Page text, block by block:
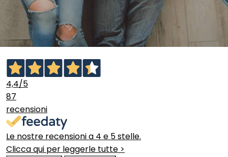
4,4/5
87
recensioni
Le nostre recensioni a 4 e 5 stelle.
Clicca qui per leggerle tutte >